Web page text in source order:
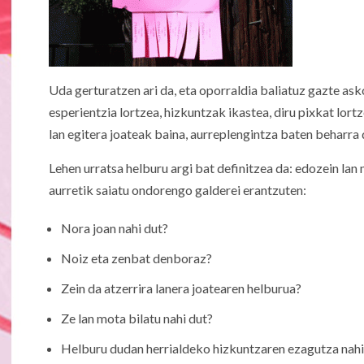
Uda gerturatzen ari da, eta oporraldia baliatuz gazte
esperientzia lortzea, hizkuntzak ikastea, diru pixkat
lan egitera joateak baina, aurreplengintza baten beharra
Lehen urratsa helburu argi bat definitzea da: edozein
aurretik saiatu ondorengo galderei erantzuten:
Nora joan nahi dut?
Noiz eta zenbat denboraz?
Zein da atzerrira lanera joatearen helburua?
Ze lan mota bilatu nahi dut?
Helburu dudan herrialdeko hizkuntzaren ezagutza